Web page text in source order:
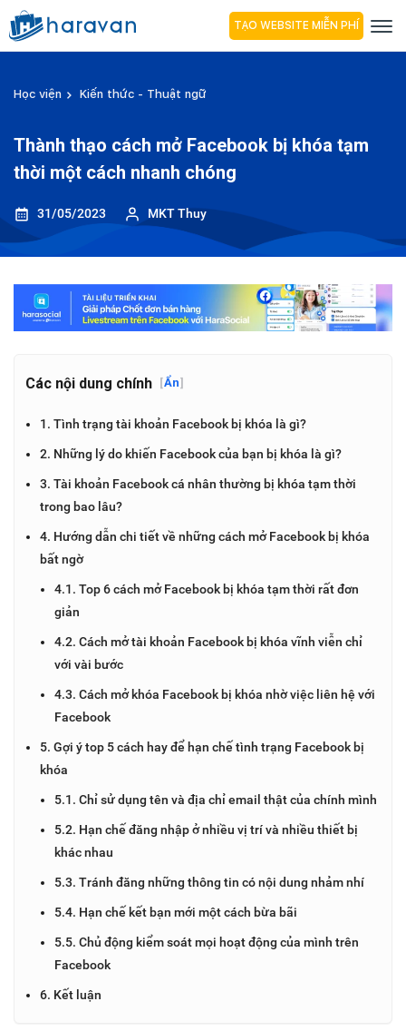
TẠO WEBSITE MIỄN PHÍ
Học viện Kiến thức - Thuật ngữ
Thành thạo cách mở Facebook bị khóa tạm
thời một cách nhanh chóng
31/05/2023 MKT Thuy
Các nội dung chính [Ẩn]
1. Tình trạng tài khoản Facebook bị khóa là gì?
2. Những lý do khiến Facebook của bạn bị khóa là gì?
3. Tài khoản Facebook cá nhân thường bị khóa tạm thời
trong bao lâu?
4. Hướng dẫn chi tiết về những cách mở Facebook bị khóa
bất ngờ
4.1. Top 6 cách mở Facebook bị khóa tạm thời rất đơn
giản
4.2. Cách mở tài khoản Facebook bị khóa vĩnh viễn chỉ
với vài bước
4.3. Cách mở khóa Facebook bị khóa nhờ việc liên hệ với
Facebook
5. Gợi ý top 5 cách hay để hạn chế tình trạng Facebook bị
khóa
5.1. Chỉ sử dụng tên và địa chỉ email thật của chính mình
5.2. Hạn chế đăng nhập ở nhiều vị trí và nhiều thiết bị
khác nhau
5.3. Tránh đăng những thông tin có nội dung nhảm nhí
5.4. Hạn chế kết bạn mới một cách bừa bãi
5.5. Chủ động kiểm soát mọi hoạt động của mình trên
Facebook
6. Kết luận